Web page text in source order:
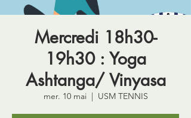
Mercredi 18h30-
19h30 : Yoga
Ashtanga/ Vinyasa
mer. 10 mai
  |
USM TENNIS